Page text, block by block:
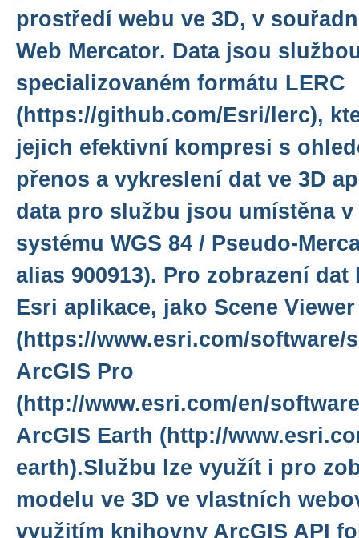
prostředí webu ve 3D, v
Web Mercator. Data jsou
specializovaném formátu LERC
(https://github.com/Esri/lerc),
jejich efektivní kompresi s
přenos a vykreslení dat ve 3D
data pro službu jsou umístěna
systému WGS 84 / Pseudo-
alias 900913). Pro zobrazení
Esri aplikace, jako Scene Viewer
(https://www.esri.com/software/
ArcGIS Pro
(http://www.esri.com/en/
ArcGIS Earth (http://
earth).Službu lze využít i pro
modelu ve 3D ve vlastních
využitím knihovny ArcGIS API